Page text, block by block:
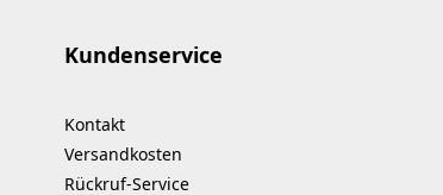
Kundenservice
Kontakt
Versandkosten
Rückruf-Service